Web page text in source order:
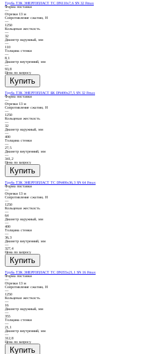
Труба ТЗК ЭНЕРГОПЛАСТ ТС DN110х7,6 SN 32 Fmax
Форма поставки
—
Отрезки 13 м
Сопротивление сжатию, Н
—
1250
Кольцевая жесткость
—
32
Диаметр наружный, мм
—
110
Толщина стенки
—
8,1
Диаметр внутренний, мм
—
93,8
Цена по запросу
Труба ТЗК ЭНЕРГОПЛАСТ БК DN400х27,5 SN 32 Fmax
Форма поставки
—
Отрезки 13 м
Сопротивление сжатию, Н
—
1250
Кольцевая жесткость
—
32
Диаметр наружный, мм
—
400
Толщина стенки
—
27,5
Диаметр внутренний, мм
—
341,2
Цена по запросу
Труба ТЗК ЭНЕРГОПЛАСТ ТС DN400х36,3 SN 64 Fmax
Форма поставки
—
Отрезки 13 м
Сопротивление сжатию, Н
—
1250
Кольцевая жесткость
—
64
Диаметр наружный, мм
—
400
Толщина стенки
—
36,3
Диаметр внутренний, мм
—
327,4
Цена по запросу
Труба ТЗК ЭНЕРГОПЛАСТ ТС DN355х21,1 SN 16 Fmax
Форма поставки
—
Отрезки 13 м
Сопротивление сжатию, Н
—
1250
Кольцевая жесткость
—
16
Диаметр наружный, мм
—
355
Толщина стенки
—
21,1
Диаметр внутренний, мм
—
312,8
Цена по запросу